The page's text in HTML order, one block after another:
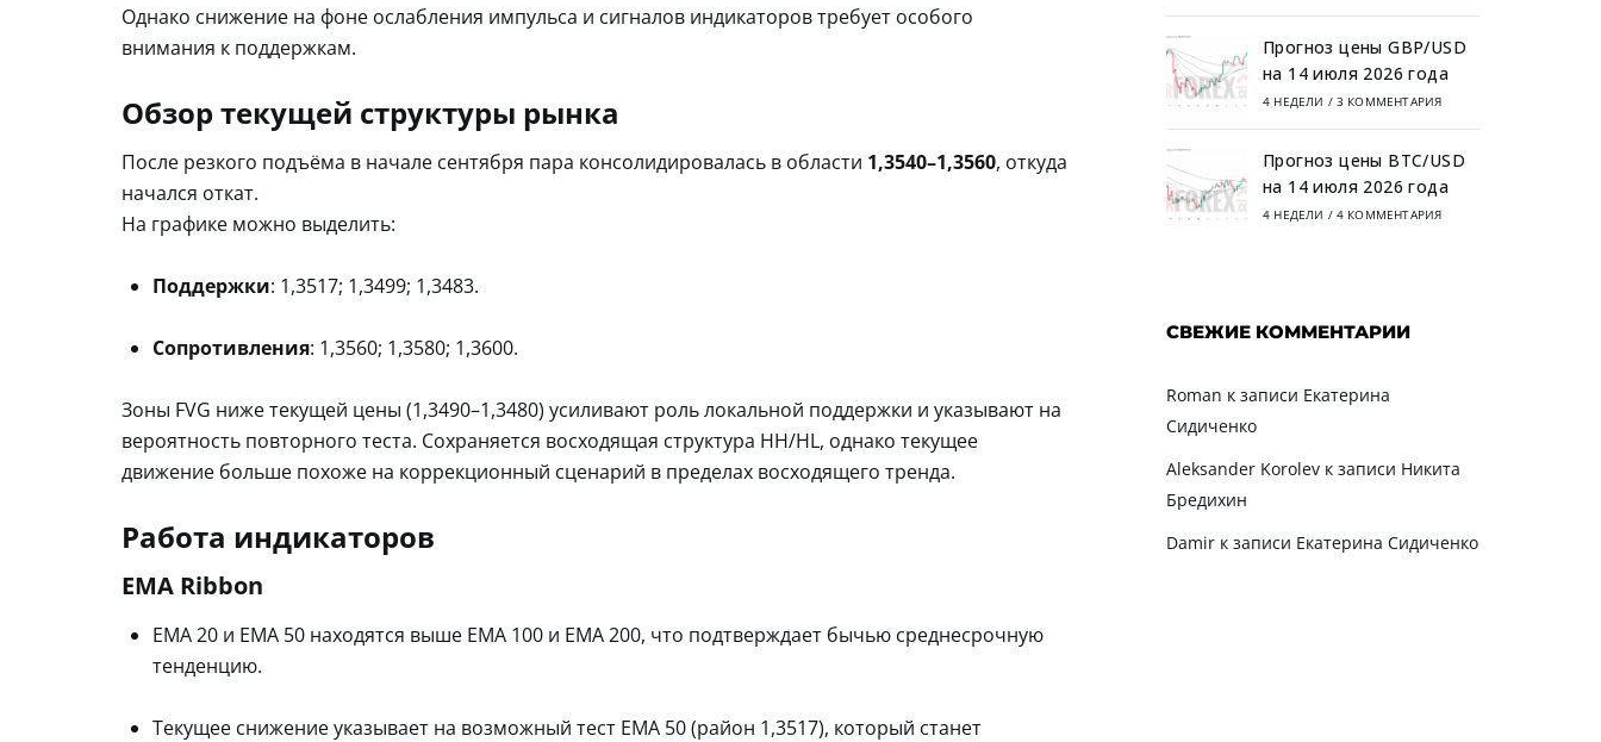
Однако снижение на фоне ослабления импульса и сигналов индикаторов требует особого
внимания к поддержкам.
Обзор текущей структуры рынка
После резкого подъёма в начале сентября пара консолидировалась в области 1,3540–1,3560, откуда
начался откат.
На графике можно выделить:
Поддержки: 1,3517; 1,3499; 1,3483.
Сопротивления: 1,3560; 1,3580; 1,3600.
Зоны FVG ниже текущей цены (1,3490–1,3480) усиливают роль локальной поддержки и указывают на
вероятность повторного теста. Сохраняется восходящая структура HH/HL, однако текущее
движение больше похоже на коррекционный сценарий в пределах восходящего тренда.
Работа индикаторов
EMA Ribbon
EMA 20 и EMA 50 находятся выше EMA 100 и EMA 200, что подтверждает бычью среднесрочную
тенденцию.
Текущее снижение указывает на возможный тест EMA 50 (район 1,3517), который станет
Прогноз цены GBP/USD
на 14 июля 2026 года
4 НЕДЕЛИ / 3 КОММЕНТАРИЯ
Прогноз цены BTC/USD
на 14 июля 2026 года
4 НЕДЕЛИ / 4 КОММЕНТАРИЯ
СВЕЖИЕ КОММЕНТАРИИ
Roman к записи Екатерина
Сидиченко
Aleksander Korolevк записи Никита
Бредихин
Damirк записи Екатерина Сидиченко